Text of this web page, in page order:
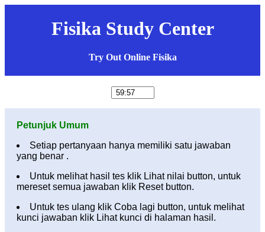
Fisika Study Center
Try Out Online Fisika
Petunjuk Umum
Setiap pertanyaan hanya memiliki satu jawaban
yang benar .
Untuk melihat hasil tes klik Lihat nilai button, untuk
mereset semua jawaban klik Reset button.
Untuk tes ulang klik Coba lagi button, untuk melihat
kunci jawaban klik Lihat kunci di halaman hasil.